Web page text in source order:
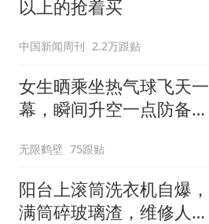
以上的抢着买
中国新闻周刊 2.2万跟贴
女生晒乘坐热气球飞天一
幕，瞬间升空一点防备都
无限鹤壁 75跟贴
阳台上滚筒洗衣机自爆，
满筒碎玻璃渣，维修人员